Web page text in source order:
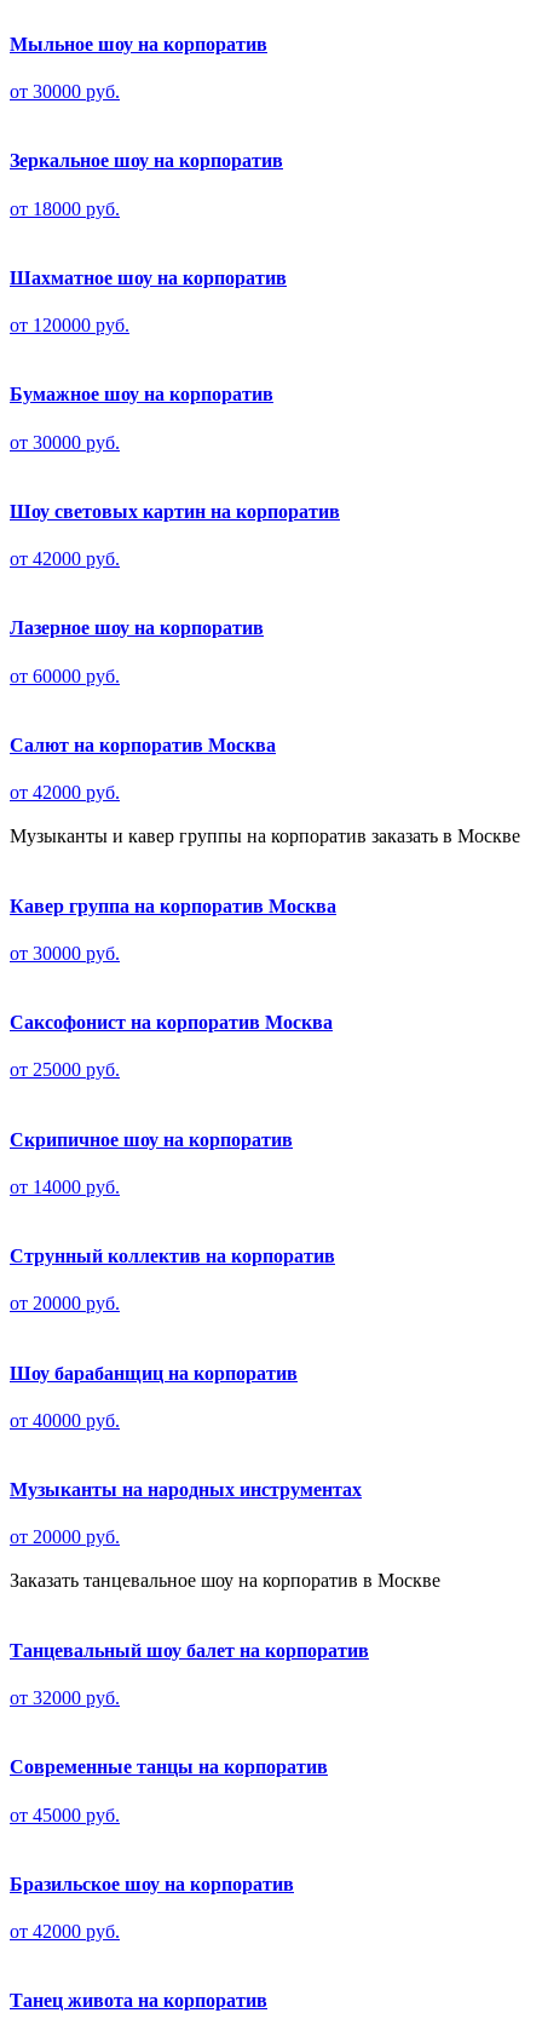
Мыльное шоу на корпоратив
от 30000 руб.
Зеркальное шоу на корпоратив
от 18000 руб.
Шахматное шоу на корпоратив
от 120000 руб.
Бумажное шоу на корпоратив
от 30000 руб.
Шоу световых картин на корпоратив
от 42000 руб.
Лазерное шоу на корпоратив
от 60000 руб.
Салют на корпоратив Москва
от 42000 руб.
Музыканты и кавер группы на корпоратив заказать в Москве
Кавер группа на корпоратив Москва
от 30000 руб.
Саксофонист на корпоратив Москва
от 25000 руб.
Скрипичное шоу на корпоратив
от 14000 руб.
Струнный коллектив на корпоратив
от 20000 руб.
Шоу барабанщиц на корпоратив
от 40000 руб.
Музыканты на народных инструментах
от 20000 руб.
Заказать танцевальное шоу на корпоратив в Москве
Танцевальный шоу балет на корпоратив
от 32000 руб.
Современные танцы на корпоратив
от 45000 руб.
Бразильское шоу на корпоратив
от 42000 руб.
Танец живота на корпоратив